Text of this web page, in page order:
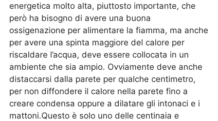
energetica molto alta, piuttosto importante, che
però ha bisogno di avere una buona
ossigenazione per alimentare la fiamma, ma anche
per avere una spinta maggiore del calore per
riscaldare l’acqua, deve essere collocata in un
ambiente che sia ampio. Ovviamente deve anche
distaccarsi dalla parete per qualche centimetro,
per non diffondere il calore nella parete fino a
creare condensa oppure a dilatare gli intonaci e i
mattoni.Questo è solo uno delle centinaia e